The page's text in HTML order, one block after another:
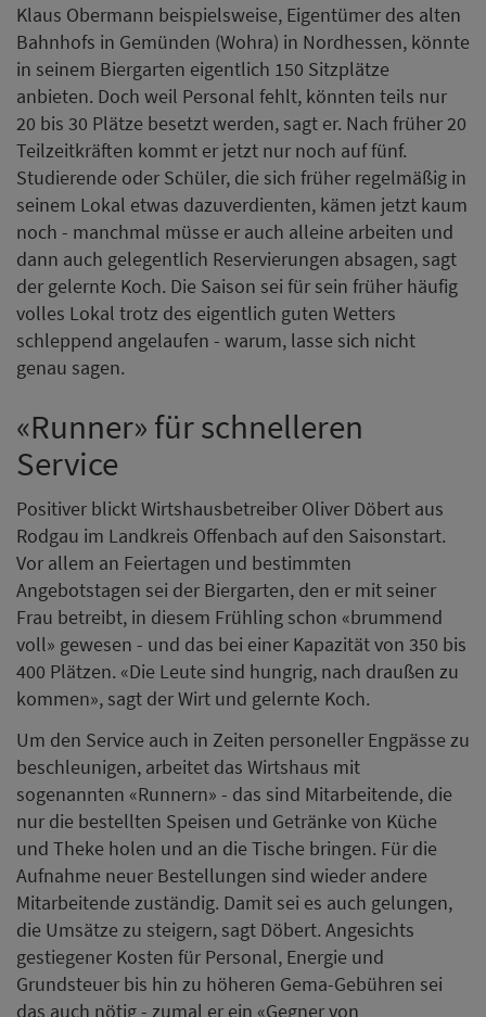
Klaus Obermann beispielsweise, Eigentümer des alten
Bahnhofs in Gemünden (Wohra) in Nordhessen, könnte
in seinem Biergarten eigentlich 150 Sitzplätze
anbieten. Doch weil Personal fehlt, könnten teils nur
20 bis 30 Plätze besetzt werden, sagt er. Nach früher 20
Teilzeitkräften kommt er jetzt nur noch auf fünf.
Studierende oder Schüler, die sich früher regelmäßig in
seinem Lokal etwas dazuverdienten, kämen jetzt kaum
noch - manchmal müsse er auch alleine arbeiten und
dann auch gelegentlich Reservierungen absagen, sagt
der gelernte Koch. Die Saison sei für sein früher häufig
volles Lokal trotz des eigentlich guten Wetters
schleppend angelaufen - warum, lasse sich nicht
genau sagen.
«Runner» für schnelleren
Service
Positiver blickt Wirtshausbetreiber Oliver Döbert aus
Rodgau im Landkreis Offenbach auf den Saisonstart.
Vor allem an Feiertagen und bestimmten
Angebotstagen sei der Biergarten, den er mit seiner
Frau betreibt, in diesem Frühling schon «brummend
voll» gewesen - und das bei einer Kapazität von 350 bis
400 Plätzen. «Die Leute sind hungrig, nach draußen zu
kommen», sagt der Wirt und gelernte Koch.
Um den Service auch in Zeiten personeller Engpässe zu
beschleunigen, arbeitet das Wirtshaus mit
sogenannten «Runnern» - das sind Mitarbeitende, die
nur die bestellten Speisen und Getränke von Küche
und Theke holen und an die Tische bringen. Für die
Aufnahme neuer Bestellungen sind wieder andere
Mitarbeitende zuständig. Damit sei es auch gelungen,
die Umsätze zu steigern, sagt Döbert. Angesichts
gestiegener Kosten für Personal, Energie und
Grundsteuer bis hin zu höheren Gema-Gebühren sei
das auch nötig - zumal er ein «Gegner von